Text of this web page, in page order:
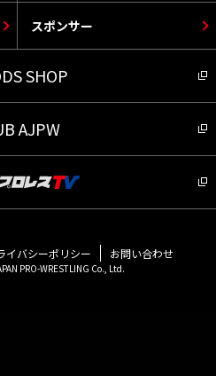
スポンサー
SHOP
AJPW
イバシーポリシー お問い合わせ
PRO-WRESTLING Co., Ltd.